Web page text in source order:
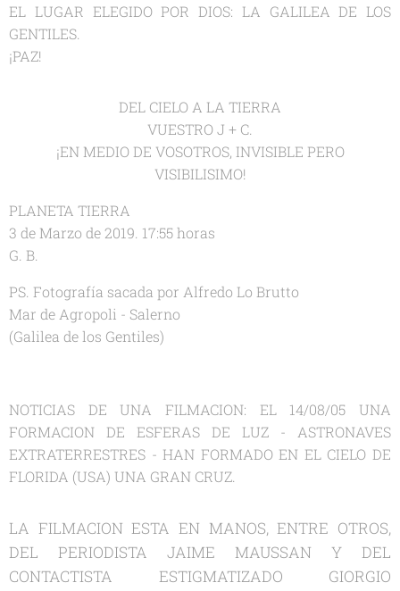
EL LUGAR ELEGIDO POR DIOS: LA GALILEA DE LOS
GENTILES.
¡PAZ!
DEL CIELO A LA TIERRA
VUESTRO J + C.
¡EN MEDIO DE VOSOTROS, INVISIBLE PERO
VISIBILISIMO!
PLANETA TIERRA
3 de Marzo de 2019. 17:55 horas
G. B.
PS. Fotografía sacada por Alfredo Lo Brutto
Mar de Agropoli - Salerno
(Galilea de los Gentiles)
NOTICIAS DE UNA FILMACION: EL 14/08/05 UNA
FORMACION DE ESFERAS DE LUZ - ASTRONAVES
EXTRATERRESTRES - HAN FORMADO EN EL CIELO DE
FLORIDA (USA) UNA GRAN CRUZ.
LA FILMACION ESTA EN MANOS, ENTRE OTROS,
DEL PERIODISTA JAIME MAUSSAN Y DEL
CONTACTISTA ESTIGMATIZADO GIORGIO